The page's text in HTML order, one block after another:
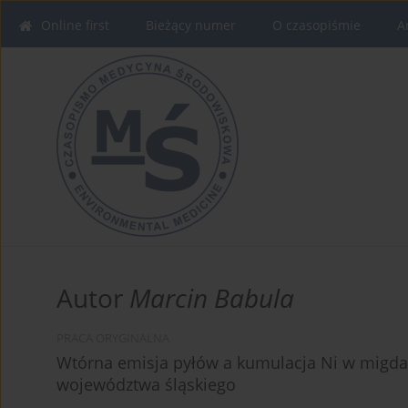
Online first Bieżący numer O czasopiśmie
Autor Marcin Babula
Wtórna emisja pyłów a kumulacja Ni w
województwa śląskiego